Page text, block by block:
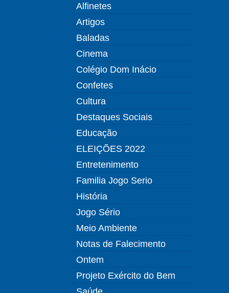
Alfinetes
Artigos
Baladas
Cinema
Colégio Dom Inácio
Confetes
Cultura
Destaques Sociais
Educação
ELEIÇÕES 2022
Entretenimento
Familia Jogo Serio
História
Jogo Sério
Meio Ambiente
Notas de Falecimento
Ontem
Projeto Exército do Bem